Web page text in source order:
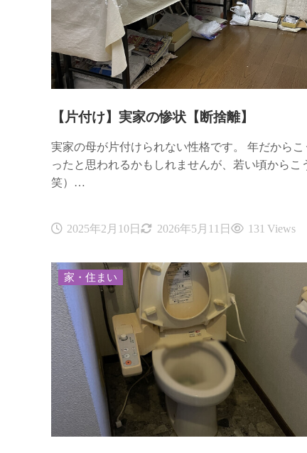
【片付け】実家の惨状【断捨離】
実家の母が片付けられない性格です。 年だからこ
ったと思われるかもしれませんが、若い頃からこ
笑）…
2025年2月10日 2026年5月11日 131 Views
家・住まい